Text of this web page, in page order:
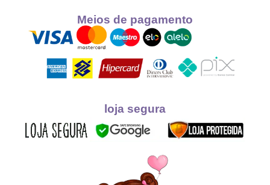
Meios de pagamento
loja segura